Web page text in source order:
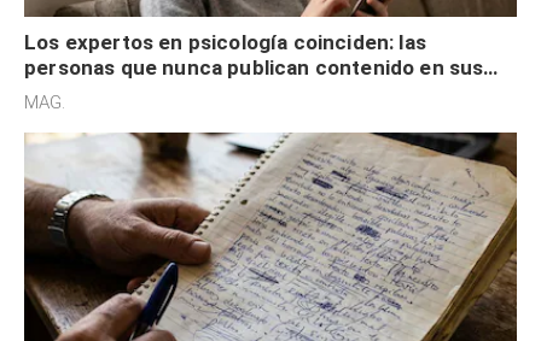
Los expertos en psicología coinciden: las
personas que nunca publican contenido en sus
redes sociales no pretenden buscar validación
externa
MAG.